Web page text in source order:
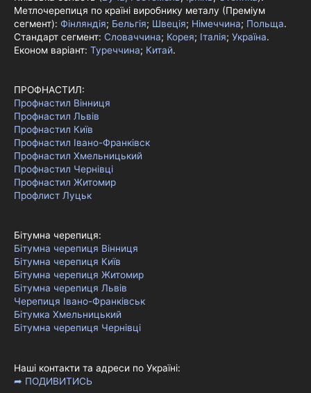
Метлочерепиця по країні виробнику металу (Преміум
сегмент): Фінляндія; Бельгія; Швеція; Німеччина; Польща.
Стандарт сегмент: Словаччина; Корея; Італія; Україна.
Економ варіант: Туреччина; Китай.
ПРОФНАСТИЛ:
Профнастил Вінниця
Профнастил Львів
Профнастил Київ
Профнастил Івано-Франківск
Профнастил Хмельницький
Профнастил Чернівці
Профнастил Житомир
Профлист Луцьк
Бітумна черепиця:
Бітумна черепиця Вінниця
Бітумна черепиця Київ
Бітумна черепиця Житомир
Бітумна черепиця Львів
Черепиця Івано-Франківськ
Бітумка Хмельницький
Бітумна черепиця Чернівці
Наші контакти та адреси по Україні:
➦ ПОДИВИТИСЬ